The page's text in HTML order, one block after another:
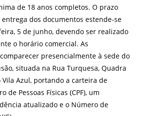
de 18 anos completos. O prazo
dos documentos estende-se
5 de junho, devendo ser realizado
o horário comercial. As
presencialmente à sede do
situada na Rua Turquesa, Quadra
Vila Azul, portando a carteira de
de Pessoas Físicas (CPF), um
atualizado e o Número de